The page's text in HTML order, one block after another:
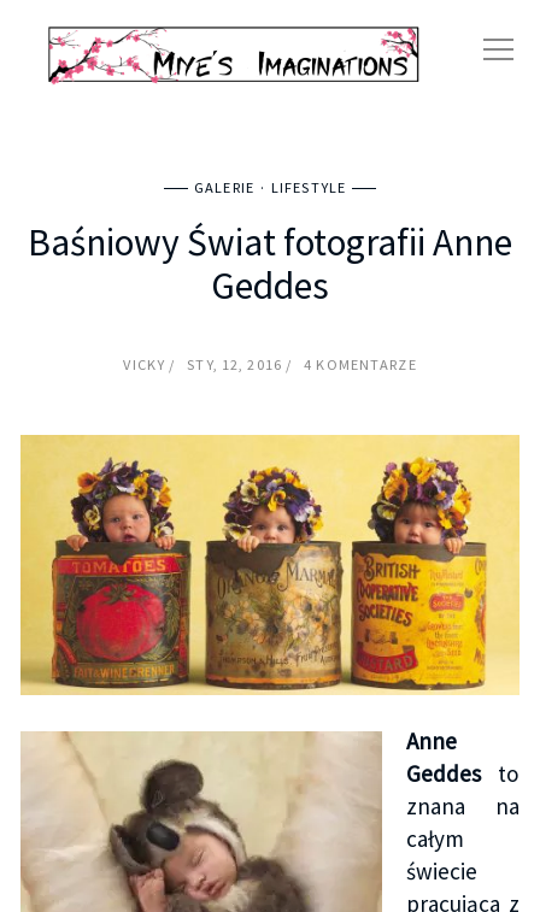
GALERIE LIFESTYLE
Baśniowy Świat fotografii Anne
Geddes
VICKY STY, 12, 2016 4 KOMENTARZE
Anne
Geddesto
znana na
całym
świecie
pracująca z